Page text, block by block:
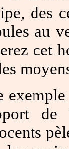
des
au
cet
de